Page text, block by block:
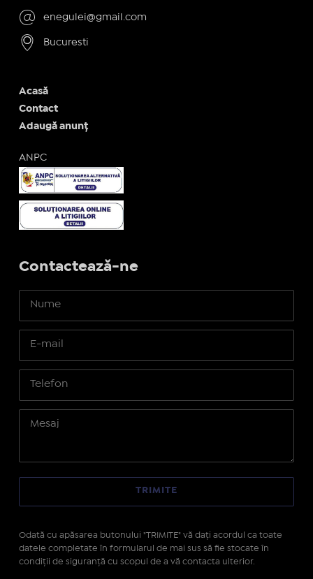
enegulei@gmail.com
Bucuresti
Acasă
Contact
Adaugă anunț
ANPC
Contactează-ne
Odată cu apăsarea butonului "TRIMITE" vă daţi acordul ca toate
datele completate în formularul de mai sus să fie stocate în
condiţii de siguranţă cu scopul de a vă contacta ulterior.